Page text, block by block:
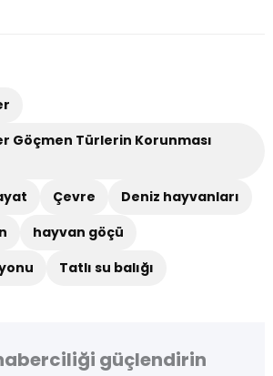
Göçmen Türlerin Korunması
Çevre
Deniz hayvanları
hayvan göçü
Tatlı su balığı
güçlendirin